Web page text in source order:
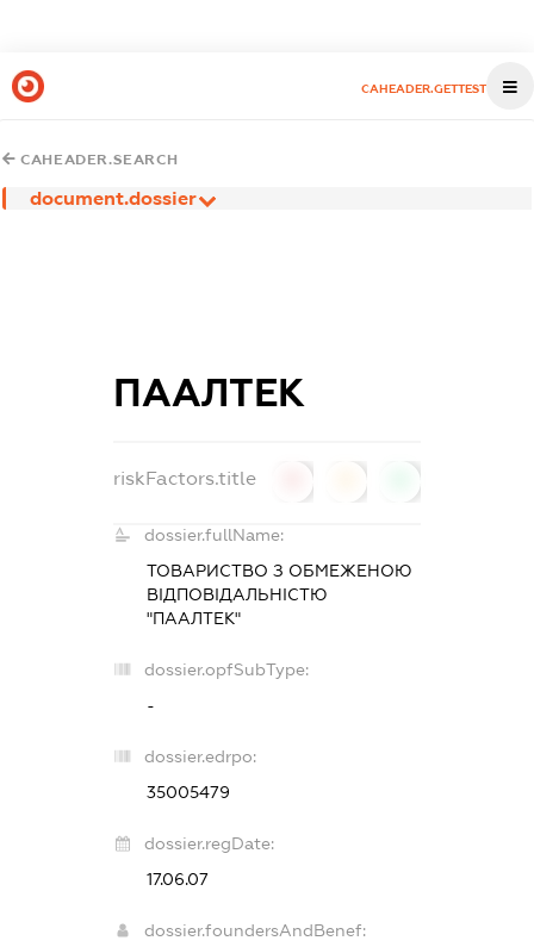
CAHEADER.GETTEST
CAHEADER.SEARCH
document.dossier
ПААЛТЕК
riskFactors.title
dossier.fullName:
ТОВАРИСТВО З ОБМЕЖЕНОЮ
ВІДПОВІДАЛЬНІСТЮ
"ПААЛТЕК"
dossier.opfSubType:
-
dossier.edrpo:
35005479
dossier.regDate:
17.06.07
dossier.foundersAndBenef: